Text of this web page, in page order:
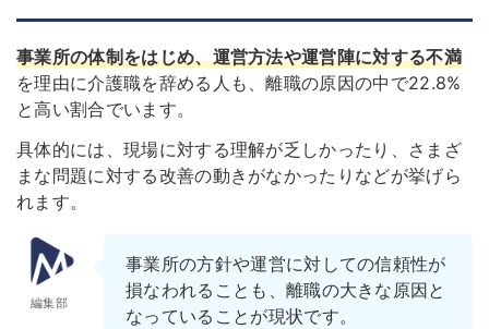
事業所の体制をはじめ、運営方法や運営陣に対する不満
を理由に介護職を辞める人も、離職の原因の中で22.8%
と高い割合でいます。
具体的には、現場に対する理解が乏しかったり、さまざ
まな問題に対する改善の動きがなかったりなどが挙げら
れます。
編集部
事業所の方針や運営に対しての信頼性が
損なわれることも、離職の大きな原因と
なっていることが現状です。